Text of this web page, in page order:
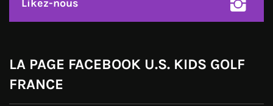
Likez-nous
LA PAGE FACEBOOK U.S. KIDS GOLF
FRANCE